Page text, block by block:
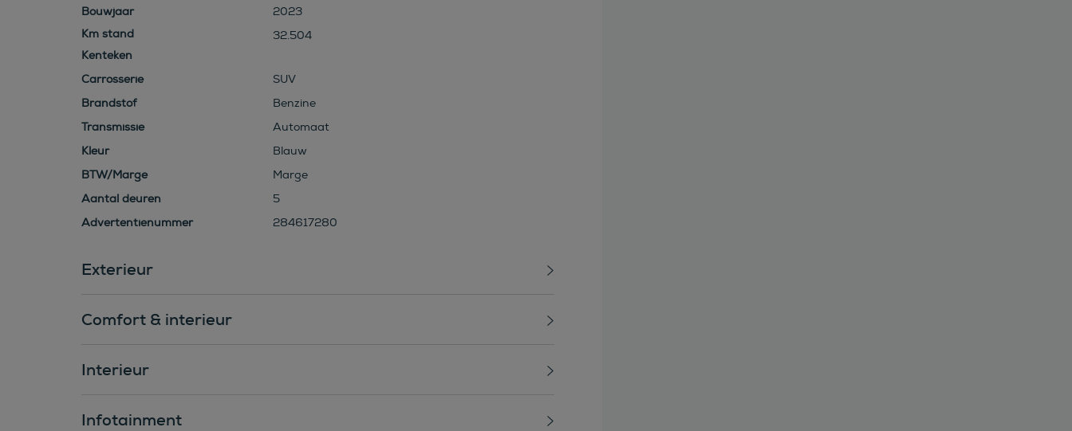
Bouwjaar
2023
32.504
Kenteken
Carrosserie
SUV
Brandstof
Benzine
Transmissie
Automaat
Kleur
Blauw
BTW/Marge
Marge
Aantal deuren
5
Advertentienummer
284617280
Exterieur
Comfort & interieur
Interieur
Infotainment